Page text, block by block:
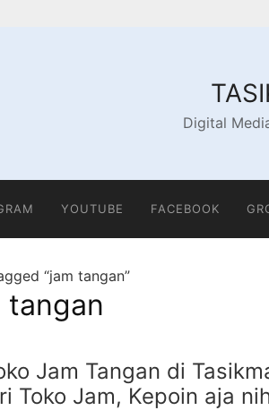
Digital
YOUTUBE FACEBOOK
“jam tangan”
tangan
Jam Tangan di
Toko Jam, Kepoin aja